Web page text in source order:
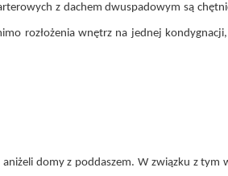
z dachem dwuspadowym są
rozłożenia wnętrz na jednej
domy z poddaszem. W związku z